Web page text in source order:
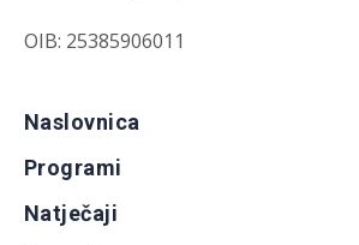
OIB: 25385906011
Naslovnica
Programi
Natječaji